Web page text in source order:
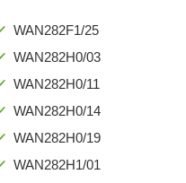
WAN282F1/25
WAN282H0/03
WAN282H0/11
WAN282H0/14
WAN282H0/19
WAN282H1/01